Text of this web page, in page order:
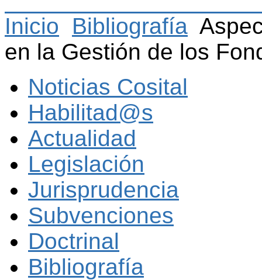
Inicio Bibliografía
en la Gestión de los
Noticias Cosital
Habilitad@s
Actualidad
Legislación
Jurisprudencia
Subvenciones
Doctrinal
Bibliografía